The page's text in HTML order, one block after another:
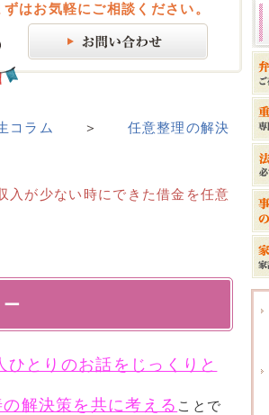
はお気軽にご相談ください。
コラム ＞ 任意整理の解決
入が少ない時にできた借金を任意
ひとりのお話をじっくりと
解決策を共に考える ことで